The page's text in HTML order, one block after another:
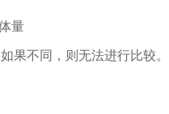
量
果不同，则无法进行比较